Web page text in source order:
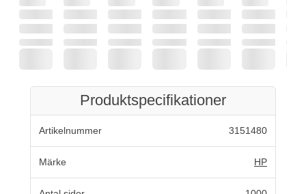
Produktspecifikationer
Artikelnummer 3151480
Märke HP